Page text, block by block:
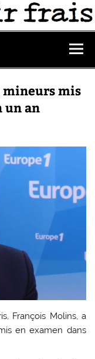
mineurs mis
un an
François Molins, a
en examen dans